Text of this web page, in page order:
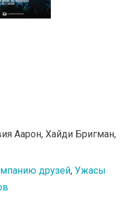
Аарон, Хайди Бригман,
друзей, Ужасы